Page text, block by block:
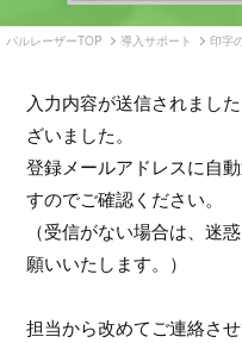
パルレーザーTOP 導入サポート 印字
入力内容が送信されまし
ざいました。
登録メールアドレスに自
すのでご確認ください。
（受信がない場合は、迷
願いいたします。）
担当から改めてご連絡さ